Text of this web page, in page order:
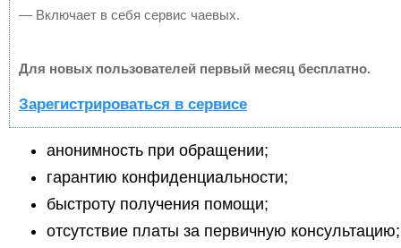
— Включает в себя сервис чаевых.
Для новых пользователей первый месяц бесплатно.
Зарегистрироваться в сервисе
анонимность при обращении;
гарантию конфиденциальности;
быстроту получения помощи;
отсутствие платы за первичную консультацию;